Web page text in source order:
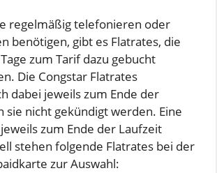
regelmäßig telefonieren oder
benötigen, gibt es Flatrates, die
zum Tarif dazu gebucht
Die Congstar Flatrates
dabei jeweils zum Ende der
sie nicht gekündigt werden. Eine
zum Ende der Laufzeit
stehen folgende Flatrates bei der
zur Auswahl: